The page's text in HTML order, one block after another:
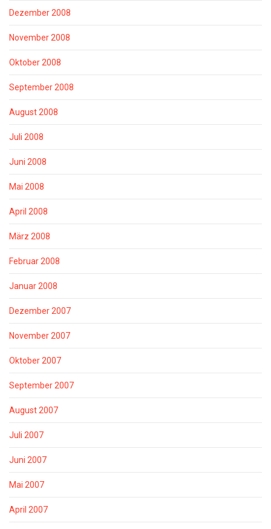
Dezember 2008
November 2008
Oktober 2008
September 2008
August 2008
Juli 2008
Juni 2008
Mai 2008
April 2008
März 2008
Februar 2008
Januar 2008
Dezember 2007
November 2007
Oktober 2007
September 2007
August 2007
Juli 2007
Juni 2007
Mai 2007
April 2007